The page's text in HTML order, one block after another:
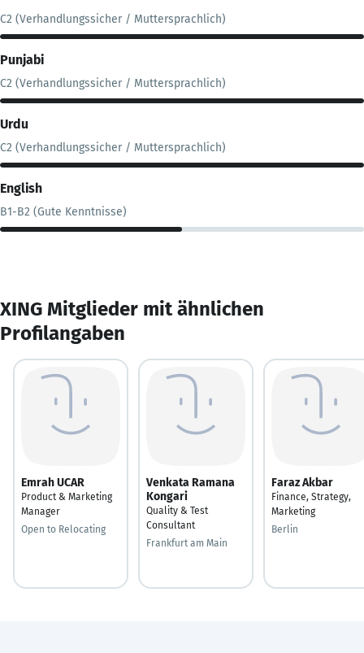
C2 (Verhandlungssicher / Muttersprachlich)
Punjabi
C2 (Verhandlungssicher / Muttersprachlich)
Urdu
C2 (Verhandlungssicher / Muttersprachlich)
English
B1-B2 (Gute Kenntnisse)
XING Mitglieder mit ähnlichen
Profilangaben
Emrah UCAR
Product & Marketing
Manager
Open to Relocating
Venkata Ramana
Kongari
Quality & Test
Consultant
Frankfurt am Main
Faraz Akbar
Finance, Strategy,
Marketing
Berlin